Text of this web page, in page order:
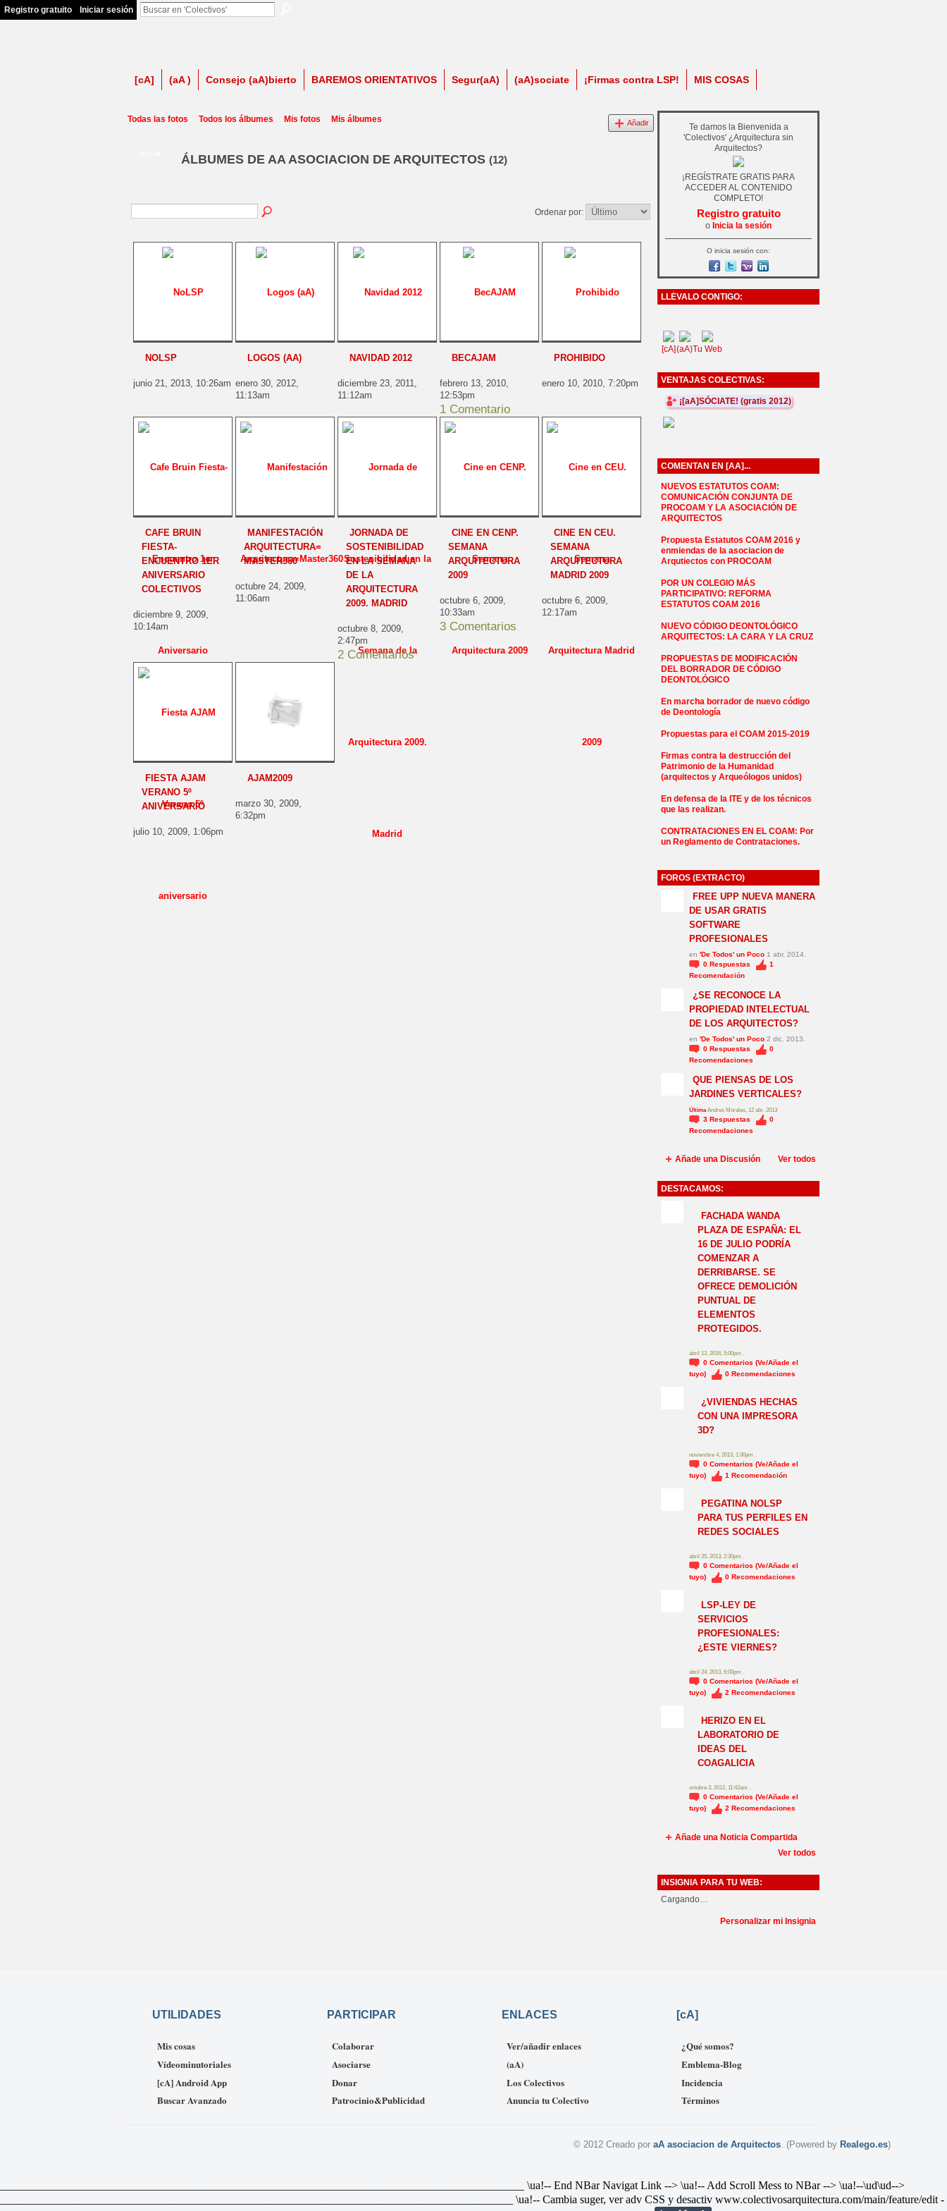
Registro gratuito Iniciar sesión
[cA] (aA ) Consejo (aA)bierto BAREMOS ORIENTATIVOS Segur(aA) (aA)sociate ¡Firmas contra LSP! MIS COSAS
Todas las fotos Todos los álbumes Mis fotos Mis álbumes Añadir
ÁLBUMES DE AA ASOCIACION DE ARQUITECTOS (12)
Ordenar por:
NOLSP
junio 21, 2013, 10:26am
LOGOS (AA)
enero 30, 2012,
11:13am
NAVIDAD 2012
diciembre 23, 2011,
11:12am
BECAJAM
febrero 13, 2010,
12:53pm
1 Comentario
PROHIBIDO
enero 10, 2010, 7:20pm
CAFE BRUIN
FIESTA-
ENCUENTRO 1ER
ANIVERSARIO
COLECTIVOS
diciembre 9, 2009,
10:14am
MANIFESTACIÓN
ARQUITECTURA=
MASTER360
octubre 24, 2009,
11:06am
JORNADA DE
SOSTENIBILIDAD
EN LA SEMANA
DE LA
ARQUITECTURA
2009. MADRID
octubre 8, 2009,
2:47pm
2 Comentarios
CINE EN CENP.
SEMANA
ARQUITECTURA
2009
octubre 6, 2009,
10:33am
3 Comentarios
CINE EN CEU.
SEMANA
ARQUITECTURA
MADRID 2009
octubre 6, 2009,
12:17am
FIESTA AJAM
VERANO 5º
ANIVERSARIO
julio 10, 2009, 1:06pm
AJAM2009
marzo 30, 2009,
6:32pm
Te damos la Bienvenida a
'Colectivos' ¿Arquitectura sin
Arquitectos?
¡REGÍSTRATE GRATIS PARA
ACCEDER AL CONTENIDO
COMPLETO!
Registro gratuito
o Inicia la sesión
O inicia sesión con:
LLÉVALO CONTIGO:
[cA](aA)Tu Web
VENTAJAS COLECTIVAS:
¡[aA]SÓCIATE! (gratis 2012)
COMENTAN EN [AA]...
NUEVOS ESTATUTOS COAM:
COMUNICACIÓN CONJUNTA DE
PROCOAM Y LA ASOCIACIÓN DE
ARQUITECTOS
Propuesta Estatutos COAM 2016 y
enmiendas de la asociacion de
Arqutiectos con PROCOAM
POR UN COLEGIO MÁS
PARTICIPATIVO: REFORMA
ESTATUTOS COAM 2016
NUEVO CÓDIGO DEONTOLÓGICO
ARQUITECTOS: LA CARA Y LA CRUZ
PROPUESTAS DE MODIFICACIÓN
DEL BORRADOR DE CÓDIGO
DEONTOLÓGICO
En marcha borrador de nuevo código
de Deontología
Propuestas para el COAM 2015-2019
Firmas contra la destrucción del
Patrimonio de la Humanidad
(arquitectos y Arqueólogos unidos)
En defensa de la ITE y de los técnicos
que las realizan.
CONTRATACIONES EN EL COAM: Por
un Reglamento de Contrataciones.
FOROS (EXTRACTO)
FREE UPP NUEVA MANERA
DE USAR GRATIS
SOFTWARE
PROFESIONALES
en 'De Todos' un Poco 1 abr. 2014.
0 Respuestas
1
Recomendación
¿SE RECONOCE LA
PROPIEDAD INTELECTUAL
DE LOS ARQUITECTOS?
en 'De Todos' un Poco 2 dic. 2013.
0 Respuestas
0
Recomendaciones
QUE PIENSAS DE LOS
JARDINES VERTICALES?
Última Andres Morales, 12 abr. 2013
3 Respuestas
0
Recomendaciones
Añade una Discusión Ver todos
DESTACAMOS:
FACHADA WANDA
PLAZA DE ESPAÑA: EL
16 DE JULIO PODRÍA
COMENZAR A
DERRIBARSE. SE
OFRECE DEMOLICIÓN
PUNTUAL DE
ELEMENTOS
PROTEGIDOS.
abril 13, 2016, 5:00pm .
0 Comentarios (Ve/Añade el
tuyo)
0 Recomendaciones
¿VIVIENDAS HECHAS
CON UNA IMPRESORA
3D?
noviembre 4, 2013, 1:30pm .
0 Comentarios (Ve/Añade el
tuyo)
1 Recomendación
PEGATINA NOLSP
PARA TUS PERFILES EN
REDES SOCIALES
abril 25, 2013, 2:30pm .
0 Comentarios (Ve/Añade el
tuyo)
0 Recomendaciones
LSP-LEY DE
SERVICIOS
PROFESIONALES:
¿ESTE VIERNES?
abril 24, 2013, 6:00pm .
0 Comentarios (Ve/Añade el
tuyo)
2 Recomendaciones
HERIZO EN EL
LABORATORIO DE
IDEAS DEL
COAGALICIA
octubre 3, 2012, 11:42am .
0 Comentarios (Ve/Añade el
tuyo)
2 Recomendaciones
Añade una Noticia Compartida
Ver todos
INSIGNIA PARA TU WEB:
Cargando…
Personalizar mi Insignia
UTILIDADES
Mis cosas
Vídeominutoriales
[cA] Android App
Buscar Avanzado
PARTICIPAR
Colaborar
Asociarse
Donar
Patrocinio&Publicidad
ENLACES
Ver/añadir enlaces
(aA)
Los Colectivos
Anuncia tu Colectivo
[cA]
¿Qué somos?
Emblema-Blog
Incidencia
Términos
© 2012 Creado por aA asociacion de Arquitectos. (Powered by Realego.es)
_____________________________________________________________________________________________ \ua!-- End NBar Navigat Link --> \ua!-- Add Scroll Mess to NBar --> \ua!--\ud\ud-->
___________________________________________________________________________________________ \ua!-- Cambia suger, ver adv CSS y desactiv www.colectivosarquitectura.com/main/feature/edit -